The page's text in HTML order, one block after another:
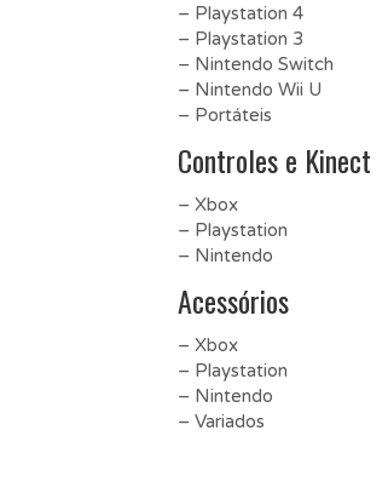
– Playstation 4
– Playstation 3
– Nintendo Switch
– Nintendo Wii U
– Portáteis
Controles e Kinect
– Xbox
– Playstation
– Nintendo
Acessórios
– Xbox
– Playstation
– Nintendo
– Variados